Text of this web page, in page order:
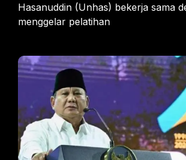
Hasanuddin (Unhas) bekerja sama
menggelar pelatihan